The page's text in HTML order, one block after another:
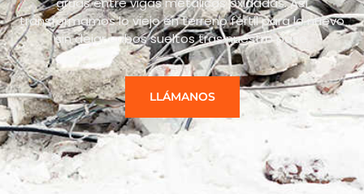
transformamos lo viejo en terreno fértil para lo nuevo
sin dejar cabos sueltos tras nuestro paso.
LLÁMANOS